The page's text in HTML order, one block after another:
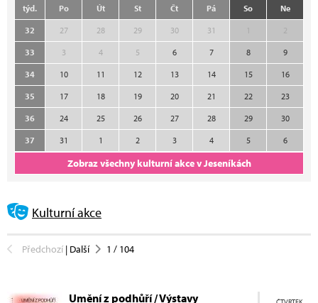
týd. Po Út St Čt Pá So Ne
32 27 28 29 30 31 2
33 3 4 5 6 7 8 9
34 10 11 12 13 14 15 16
35 17 18 19 20 21 22 23
36 24 25 26 27 28 29 30
37 31 1 2 3 4 5 6
Zobraz všechny kulturní akce v Jeseníkách
Kulturní akce
Předchozí | Další 1 / 104
Umění z podhůří / Výstavy